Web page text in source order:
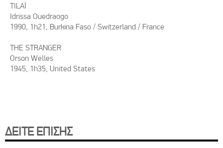
TILAÏ
Idrissa Ouedraogo
1990, 1h21, Burkina Faso / Switzerland / France
THE STRANGER
Orson Welles
1945, 1h35, United States
ΔΕΙΤΕ ΕΠΙΣΗΣ